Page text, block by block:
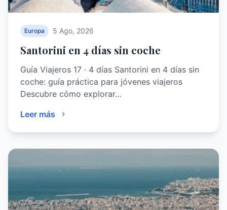
Europa 5 Ago, 2026
Santorini en 4 días sin coche
Guía Viajeros 17 · 4 días Santorini en 4 días sin
coche: guía práctica para jóvenes viajeros
Descubre cómo explorar…
Leer más